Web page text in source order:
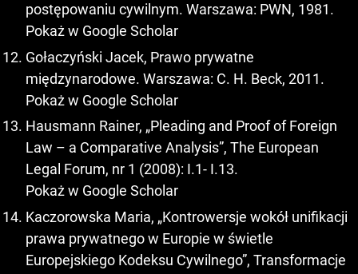
postępowaniu cywilnym. Warszawa: PWN, 1981.
Pokaż w Google Scholar
Gołaczyński Jacek, Prawo prywatne
międzynarodowe. Warszawa: C. H. Beck, 2011.
Pokaż w Google Scholar
Hausmann Rainer, „Pleading and Proof of Foreign
Law – a Comparative Analysis”, The European
Legal Forum, nr 1 (2008): I.1- I.13.
Pokaż w Google Scholar
Kaczorowska Maria, „Kontrowersje wokół unifikacji
prawa prywatnego w Europie w świetle
Europejskiego Kodeksu Cywilnego”, Transformacje